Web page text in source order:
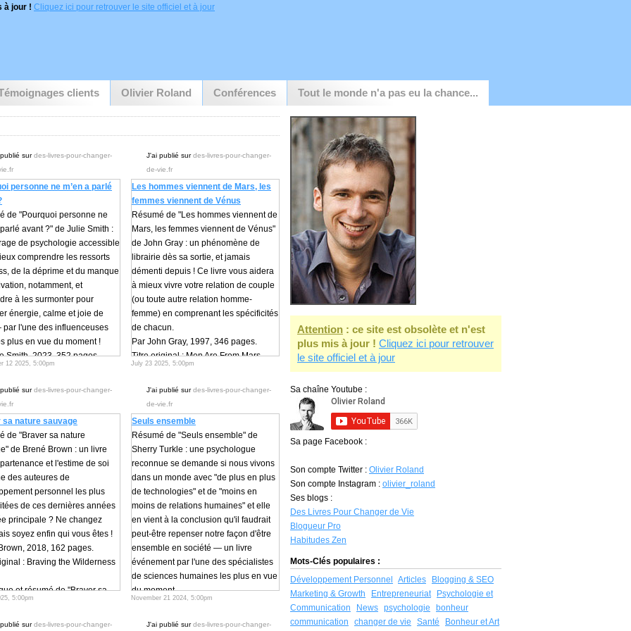
à jour ! Cliquez ici pour retrouver le site officiel et à jour
clients Olivier Roland Conférences Tout le monde n'a pas eu la chance...
surdes-livres-pour-changer-
personne ne m’en a parlé
de "Pourquoi personne ne
avant ?" de Julie Smith :
de psychologie accessible
comprendre les ressorts
de la déprime et du manque
notamment, et
à les surmonter pour
énergie, calme et joie de
l'une des influenceuses
plus en vue du moment !
Smith, 2023, 352 pages.
: Why has nobody told
ne m'en a parlé avant ?" de
était une jeune femme
anxieuse ; aujourd'hui, elle
et capable de
les difficultés. Ce
est-il magique ? Pas du
vient de l’apprentissage
simples et accessibles à tous.
gens ignorent le
de leur esprit. Pour y
l’autrice se met à publier
sur TikTok notamment,
? Transmettre des
12 2025, 5:00pm
J'ai publié surdes-livres-pour-changer-
de-vie.fr
Les hommes viennent de Mars, les
femmes viennent de Vénus
Résumé de "Les hommes viennent de
Mars, les femmes viennent de Vénus"
de John Gray : un phénomène de
librairie dès sa sortie, et jamais
démenti depuis ! Ce livre vous aidera
à mieux vivre votre relation de couple
(ou toute autre relation homme-
femme) en comprenant les spécificités
de chacun.
Par John Gray, 1997, 346 pages.
Titre original : Men Are From Mars,
Women Are From Venus (1994).
viennent de Vénus" de John Gray
Introduction
John Gray raconte un moment
marquant de son mariage avec sa
femme Bonnie, une semaine après la
naissance de leur fille. Épuisée et en
souffrance, Bonnie se sent
abandonnée. Lorsqu'il rentre à la
maison, une dispute éclate, mais elle
l'implore de rester et de simplement
l'enlacer. Cet instant change sa
perception de l’amour, lui faisant
comprendre l’importance de l’écoute
et du soutien inconditionnel.
femmes communiquent différemment
July 23 2025, 5:00pm
surdes-livres-pour-changer-
sa nature sauvage
de "Braver sa nature
de Brené Brown : un livre
et l'estime de soi
des auteures de
personnel les plus
de ces dernières années
principale ? Ne changez
soyez enfin qui vous êtes !
2018, 162 pages.
: Braving the Wilderness
et résumé de "Braver sa
sauvage" de Brené Brown
5:00pm
J'ai publié surdes-livres-pour-changer-
de-vie.fr
Seuls ensemble
Résumé de "Seuls ensemble" de
Sherry Turkle : une psychologue
reconnue se demande si nous vivons
dans un monde avec "de plus en plus
de technologies" et de "moins en
moins de relations humaines" et elle
en vient à la conclusion qu'il faudrait
peut-être repenser notre façon d'être
ensemble en société — un livre
événement par l'une des spécialistes
de sciences humaines les plus en vue
du moment.
Sherry Turkle, 2015, 523 pages.
November 21 2024, 5:00pm
surdes-livres-pour-changer- J'ai publié surdes-livres-pour-changer-
Attention : ce site est obsolète et n'est
plus mis à jour ! Cliquez ici pour retrouver
le site officiel et à jour
Sa chaîne Youtube :
Sa page Facebook :
Son compte Twitter : Olivier Roland
Son compte Instagram : olivier_roland
Ses blogs :
Des Livres Pour Changer de Vie
Blogueur Pro
Habitudes Zen
Mots-Clés populaires :
Développement Personnel
Articles
Blogging & SEO
Marketing & Growth
Entrepreneuriat
Psychologie et
Communication
News psychologie
bonheur
communication
changer de vie Santé Bonheur et Art